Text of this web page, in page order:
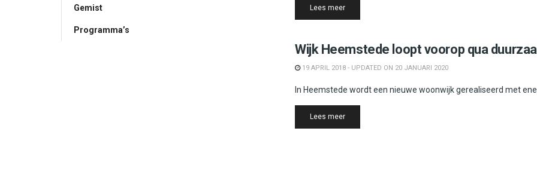
Lees meerDetails
Wijk Heemstede loopt voorop qua
19 APRIL 2018 - UPDATED ON 20 JANUARI 2020
In Heemstede wordt een nieuwe woonwijk gerealiseerd met
Lees meerDetails
Gemist
Programma’s